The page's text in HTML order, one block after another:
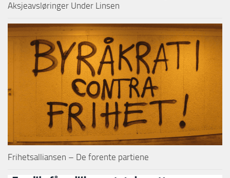
Aksjeavsløringer Under Linsen
Frihetsalliansen – De forente partiene